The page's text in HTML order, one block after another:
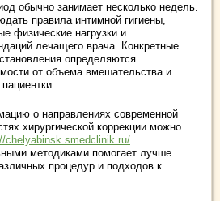
обычно занимает несколько недель.
правила интимной гигиены,
физические нагрузки и
лечащего врача. Конкретные
определяются
от объема вмешательства и
о направлениях современной
хирургической коррекции можно
chelyabinsk.smedclinik.ru/.
методиками помогает лучше
процедур и подходов к